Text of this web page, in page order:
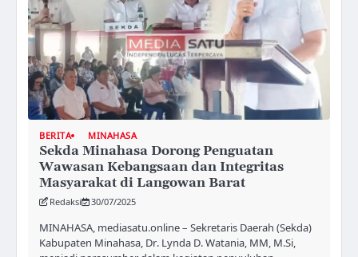
BERITA MINAHASA
Sekda Minahasa Dorong Penguatan
Wawasan Kebangsaan dan Integritas
Masyarakat di Langowan Barat
Redaksi 30/07/2025
MINAHASA, mediasatu.online – Sekretaris Daerah (Sekda)
Kabupaten Minahasa, Dr. Lynda D. Watania, MM, M.Si,